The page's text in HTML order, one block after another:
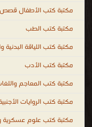
مكتبة كتب الأطفال
مكتبة كتب الطب
مكتبة كتب اللياقة البدنية
مكتبة كتب الأدب
مكتبة كتب المعاجم
مكتبة كتب الروايات
مكتبة كتب علوم عسكرية